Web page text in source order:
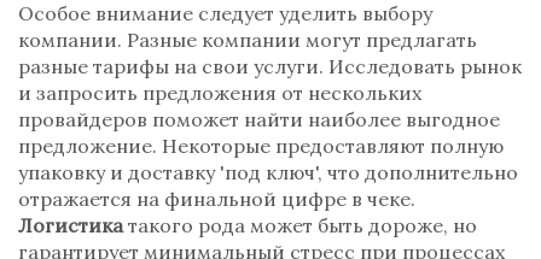
Особое внимание следует уделить выбору
компании. Разные компании могут предлагать
разные тарифы на свои услуги. Исследовать рынок
и запросить предложения от нескольких
провайдеров поможет найти наиболее выгодное
предложение. Некоторые предоставляют полную
упаковку и доставку 'под ключ', что дополнительно
отражается на финальной цифре в чеке.
Логистикатакого рода может быть дороже, но
гарантирует минимальный стресс при процессах